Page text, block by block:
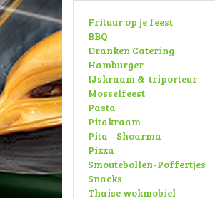
Frituur op je feest
BBQ
Dranken Catering
Hamburger
IJskraam & triporteur
Mosselfeest
Pasta
Pitakraam
Pita - Shoarma
Pizza
Smoutebollen-Poffertjes
Snacks
Thaise wokmobiel